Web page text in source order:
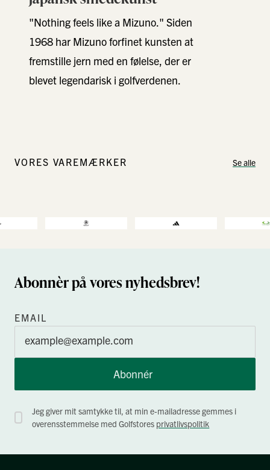
"Nothing feels like a Mizuno." Siden
1968 har Mizuno forfinet kunsten at
fremstille jern med en følelse, der er
blevet legendarisk i golfverdenen.
VORES VAREMÆRKER Se alle
Abonnèr på vores nyhedsbrev!
EMAIL
Abonnér
Jeg giver mit samtykke til, at min e-mailadresse gemmes i
overensstemmelse med Golfstores privatlivspolitik